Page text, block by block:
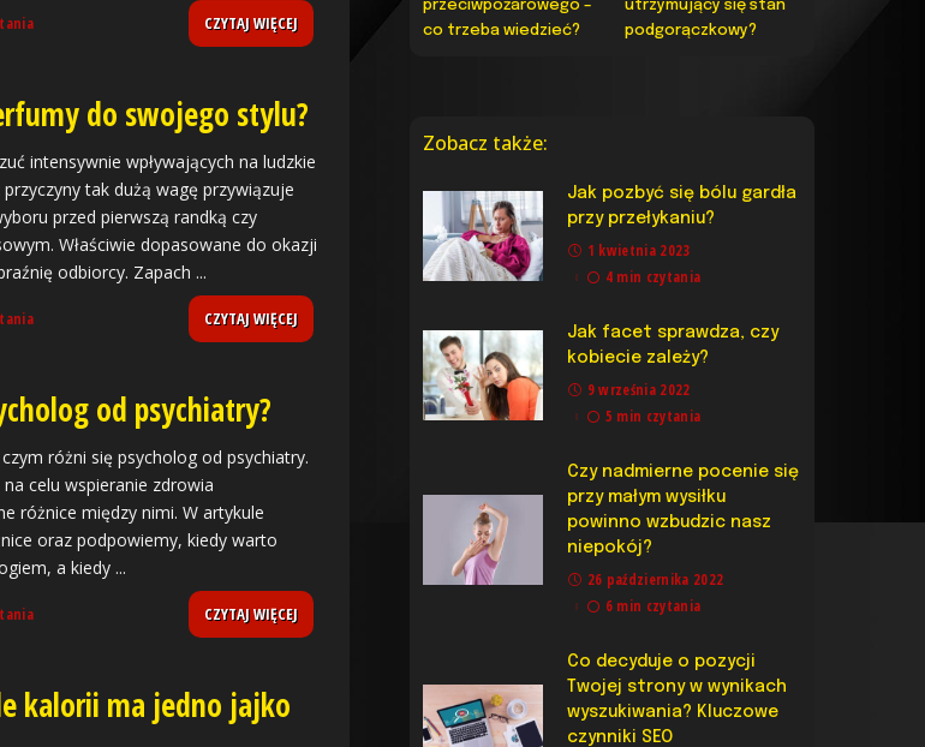
CZYTAJ WIĘCEJ
do swojego stylu?
intensywnie wpływających na ludzkie
przyczyny tak dużą wagę przywiązuje
przed pierwszą randką czy
Właściwie dopasowane do okazji
odbiorcy. Zapach ...
CZYTAJ WIĘCEJ
od psychiatry?
różni się psycholog od psychiatry.
celu wspieranie zdrowia
różnice między nimi. W artykule
oraz podpowiemy, kiedy warto
a kiedy ...
CZYTAJ WIĘCEJ
kalorii ma jedno jajko
przeciwpożarowego –
co trzeba wiedzieć?
utrzymujący się stan
podgorączkowy?
Zobacz także:
Jak pozbyć się bólu gardła
przy przełykaniu?
1 kwietnia 2023
4 min czytania
Jak facet sprawdza, czy
kobiecie zależy?
9 września 2022
5 min czytania
Czy nadmierne pocenie się
przy małym wysiłku
powinno wzbudzic nasz
niepokój?
26 października 2022
6 min czytania
Co decyduje o pozycji
Twojej strony w wynikach
wyszukiwania? Kluczowe
czynniki SEO